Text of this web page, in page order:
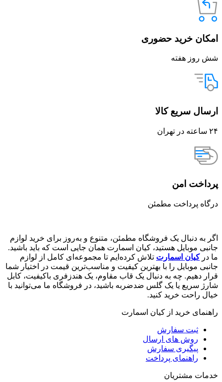
امکان خرید حضوری
شش روز هفته
ارسال سریع کالا
۲۴ ساعته در تهران
پرداخت امن
درگاه پرداخت مطمئن
اگر به دنبال یک فروشگاه مطمئن، متنوع و به‌روز برای خرید لوازم
جانبی موبایل هستید، کیان اسمارت همان جایی است که باید باشید.
ما درکیان اسمارت تلاش کرده‌ایم تا مجموعه‌ای کامل از لوازم
جانبی موبایل را با بهترین کیفیت و مناسب‌ترین قیمت در اختیار شما
قرار دهیم. چه به دنبال یک قاب مقاوم، یک هندزفری باکیفیت، کابل
شارژ سریع یا یک گلس ضدضربه باشید، در فروشگاه ما می‌توانید با
خیال راحت خرید کنید.
راهنمای خرید از کیان اسمارت
ثبت سفارش
روش‌ های ارسال
پیگیری سفارش
راهنمای پرداخت
خدمات مشتریان